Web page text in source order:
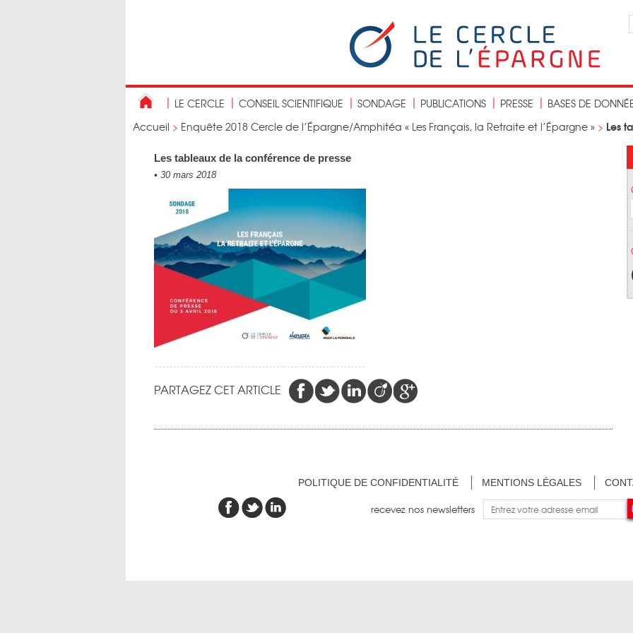
LE CERCLE CONSEIL SCIENTIFIQUE SONDAGE PUBLICATIONS PRESSE
BASES DE
Accueil > Enquête 2018 Cercle de l’Épargne/Amphitéa « Les Français, la Retraite et l’Épargne » > Les
Les tableaux de la conférence de presse
• 30 mars 2018
PARTAGEZ CET ARTICLE
POLITIQUE DE CONFIDENTIALITÉ MENTIONS LÉGALES
recevez nos newsletters